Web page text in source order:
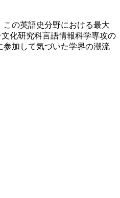
この英語史分野における最大
化研究科言語情報科学専攻の
参加して気づいた学界の潮流